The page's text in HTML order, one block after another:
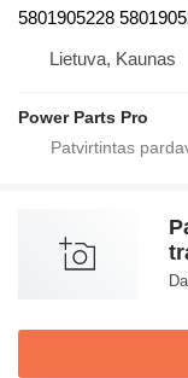
5801905228
Lietuva, Kaunas
Power Parts Pro